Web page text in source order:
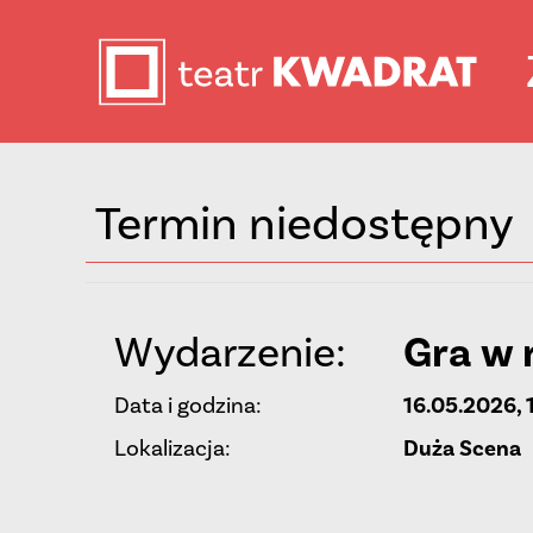
Termin niedostępny
Wydarzenie: Gra w
Data i godzina: 16.05.2026,
Lokalizacja: Duża Scena